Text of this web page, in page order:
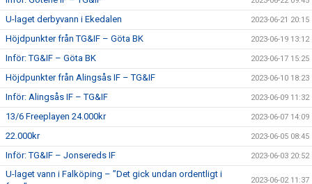
U-laget derbyvann i Ekedalen 2023-06-21 20:15
Höjdpunkter från TG&IF – Göta BK 2023-06-19 13:12
Inför: TG&IF – Göta BK 2023-06-17 15:25
Höjdpunkter från Alingsås IF – TG&IF 2023-06-10 18:23
Inför: Alingsås IF – TG&IF 2023-06-09 11:32
13/6 Freeplayen 24.000kr 2023-06-07 14:09
22.000kr 2023-06-05 08:45
Inför: TG&IF – Jonsereds IF 2023-06-03 20:52
U-laget vann i Falköping – ”Det gick undan ordentligt i
2023-06-02 11:37